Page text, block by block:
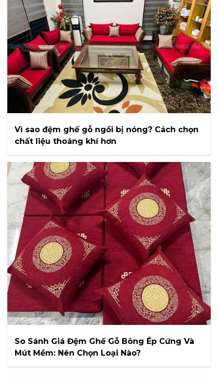
Vì sao đệm ghế gỗ ngồi bị nóng? Cách chọn
chất liệu thoáng khí hơn
So Sánh Giá Đệm Ghế Gỗ Bông Ép Cứng Và
Mút Mềm: Nên Chọn Loại Nào?